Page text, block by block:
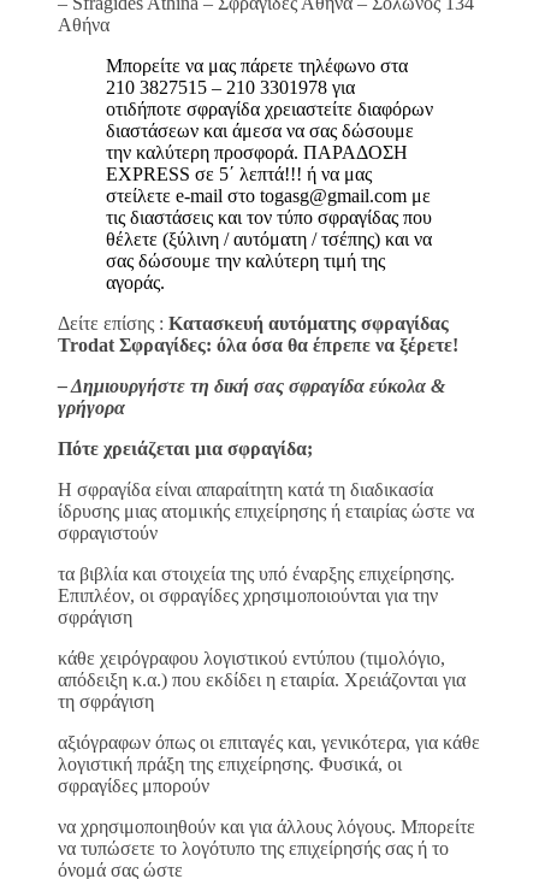
Αθήνα
Μπορείτε να μας πάρετε τηλέφωνο στα
210 3827515 – 210 3301978 για
οτιδήποτε σφραγίδα χρειαστείτε διαφόρων
διαστάσεων και άμεσα να σας δώσουμε
την καλύτερη προσφορά. ΠΑΡΑΔΟΣΗ
EXPRESS σε 5΄ λεπτά!!! ή να μας
στείλετε e-mail στο togasg@gmail.com με
τις διαστάσεις και τον τύπο σφραγίδας που
θέλετε (ξύλινη / αυτόματη / τσέπης) και να
σας δώσουμε την καλύτερη τιμή της
αγοράς.
Δείτε επίσης : Κατασκευή αυτόματης σφραγίδας
Trodat Σφραγίδες: όλα όσα θα έπρεπε να ξέρετε!
– Δημιουργήστε τη δική σας σφραγίδα εύκολα &
γρήγορα
Πότε χρειάζεται μια σφραγίδα;
H σφραγίδα είναι απαραίτητη κατά τη διαδικασία
ίδρυσης μιας ατομικής επιχείρησης ή εταιρίας ώστε να
σφραγιστούν
τα βιβλία και στοιχεία της υπό έναρξης επιχείρησης.
Επιπλέον, οι σφραγίδες χρησιμοποιούνται για την
σφράγιση
κάθε χειρόγραφου λογιστικού εντύπου (τιμολόγιο,
απόδειξη κ.α.) που εκδίδει η εταιρία. Χρειάζονται για
τη σφράγιση
αξιόγραφων όπως οι επιταγές και, γενικότερα, για κάθε
λογιστική πράξη της επιχείρησης. Φυσικά, οι
σφραγίδες μπορούν
να χρησιμοποιηθούν και για άλλους λόγους. Μπορείτε
να τυπώσετε το λογότυπο της επιχείρησής σας ή το
όνομά σας ώστε